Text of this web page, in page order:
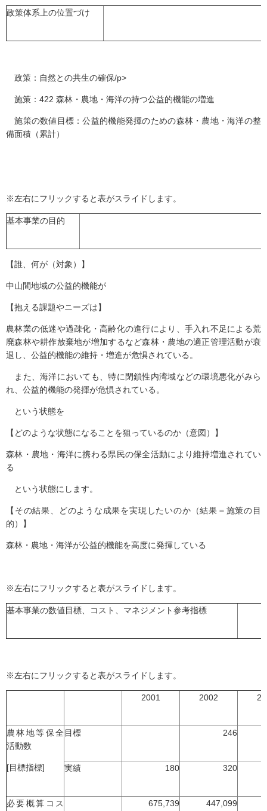
政策体系上の位置づけ
政策：自然との共生の確保/p>
施策：422 森林・農地・海洋の持つ公益的機能の増進
施策の数値目標：公益的機能発揮のための森林・農地・海洋の整
備面積（累計）
※左右にフリックすると表がスライドします。
基本事業の目的
【誰、何が（対象）】
中山間地域の公益的機能が
【抱える課題やニーズは】
農林業の低迷や過疎化・高齢化の進行により、手入れ不足による荒
廃森林や耕作放棄地が増加するなど森林・農地の適正管理活動が衰
退し、公益的機能の維持・増進が危惧されている。
また、海洋においても、特に閉鎖性内湾域などの環境悪化がみら
れ、公益的機能の発揮が危惧されている。
という状態を
【どのような状態になることを狙っているのか（意図）】
森林・農地・海洋に携わる県民の保全活動により維持増進されてい
る
という状態にします。
【その結果、どのような成果を実現したいのか（結果＝施策の目
的）】
森林・農地・海洋が公益的機能を高度に発揮している
※左右にフリックすると表がスライドします。
基本事業の数値目標、コスト、マネジメント参考指標
※左右にフリックすると表がスライドします。
2001 2002
農林地等保全
活動数
[目標指標]
目標 246
実績 180 320
必要概算コス
675,739 447,099